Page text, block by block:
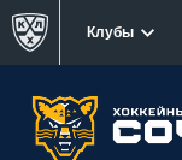
Клубы